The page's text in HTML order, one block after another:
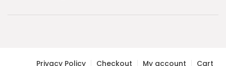
Privacy Policy Checkout My account Cart